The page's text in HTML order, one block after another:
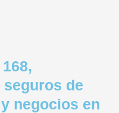
de
negocios en